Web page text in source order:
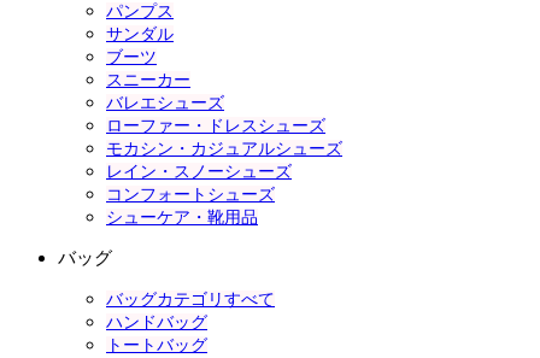
パンプス
サンダル
ブーツ
スニーカー
バレエシューズ
ローファー・ドレスシューズ
モカシン・カジュアルシューズ
レイン・スノーシューズ
コンフォートシューズ
シューケア・靴用品
バッグ
バッグカテゴリすべて
ハンドバッグ
トートバッグ